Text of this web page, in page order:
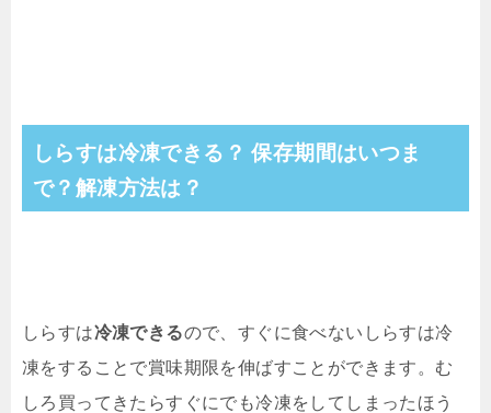
しらすは冷凍できる？ 保存期間はいつま
で？解凍方法は？
しらすは冷凍できるので、すぐに食べないしらすは冷
凍をすることで賞味期限を伸ばすことができます。む
しろ買ってきたらすぐにでも冷凍をしてしまったほう